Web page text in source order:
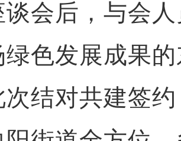
后，与会人
绿色发展成果
次结对共建签